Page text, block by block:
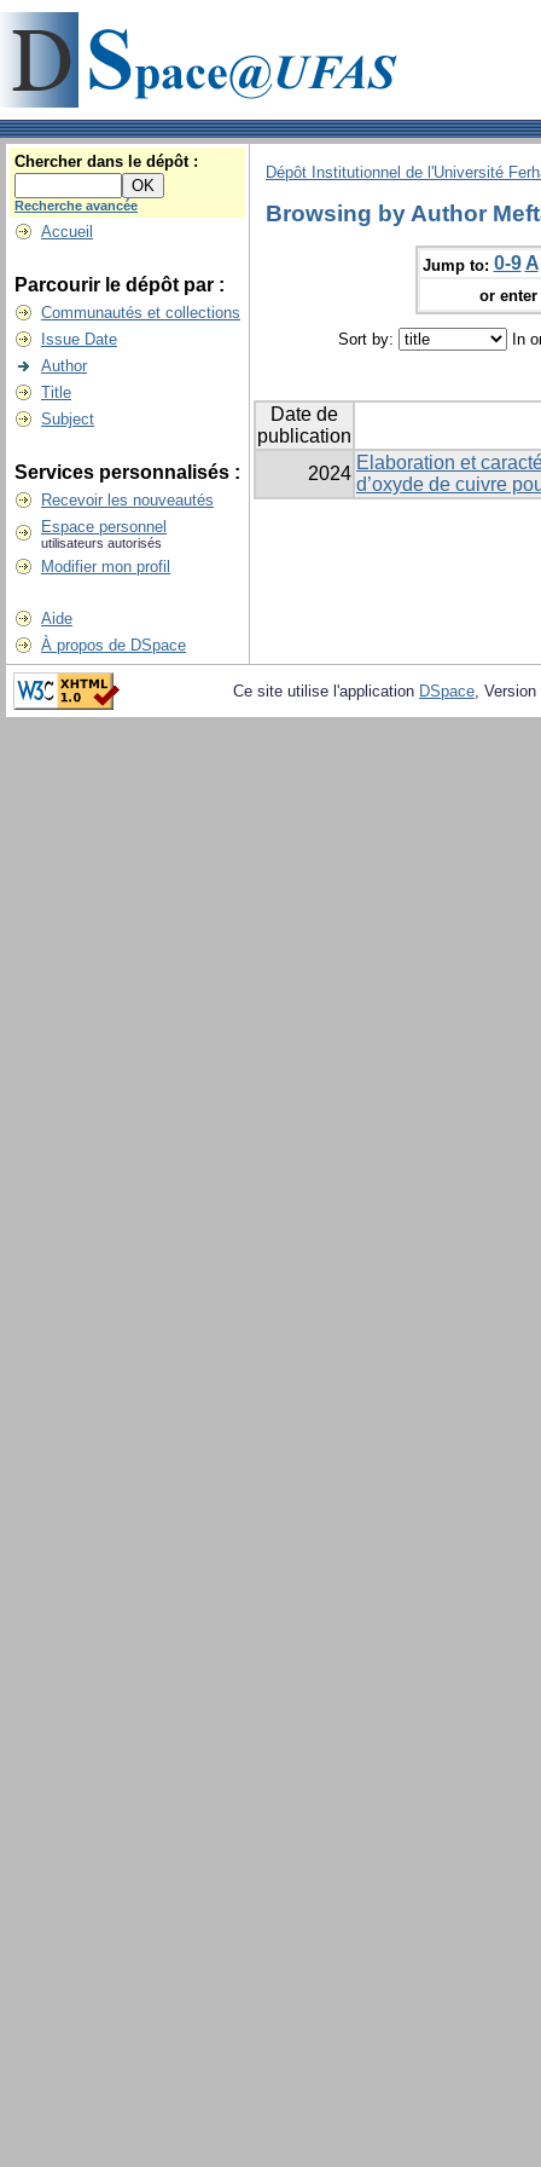
Chercher dans le dépôt :
Recherche avancée
Accueil
Parcourir le dépôt par :
Communautés et collections
Issue Date
Author
Title
Subject
Services personnalisés :
Recevoir les nouveautés
Espace personnel
utilisateurs autorisés
Modifier mon profil
Aide
À propos de DSpace
Dépôt Institutionnel de l'Université
Browsing by Author
Jump to: 0-9 A
or
Sort by: In
Date de
publication
2024
Elaboration et
d’oxyde de cuivre
Ce site utilise l'application DSpace,